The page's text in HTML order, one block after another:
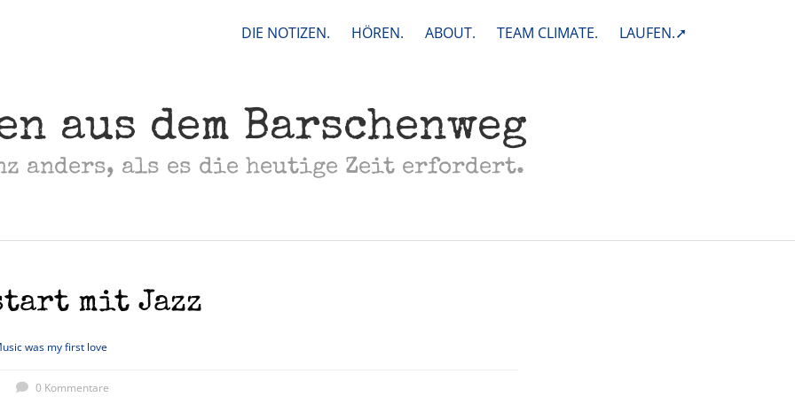
DIE NOTIZEN. HÖREN. ABOUT. TEAM CLIMATE. LAUFEN.➚
aus dem Barschenweg
anders, als es die heutige Zeit erfordert.
mit Jazz
was my first love
0 Kommentare